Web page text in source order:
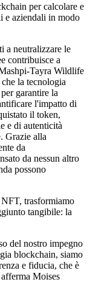
per calcolare e
e aziendali in modo
a neutralizzare le
contribuisce a
Tayra Wildlife
la tecnologia
garantire la
l'impatto di
il token,
e di autenticità
Grazie alla
da
da nessun altro
possono
trasformiamo
tangibile: la
del nostro impegno
blockchain, siamo
e fiducia, che è
Moises